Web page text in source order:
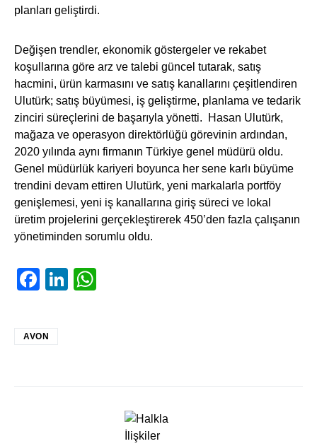
planları geliştirdi.
Değişen trendler, ekonomik göstergeler ve rekabet
koşullarına göre arz ve talebi güncel tutarak, satış
hacmini, ürün karmasını ve satış kanallarını çeşitlendiren
Ulutürk; satış büyümesi, iş geliştirme, planlama ve tedarik
zinciri süreçlerini de başarıyla yönetti. Hasan Ulutürk,
mağaza ve operasyon direktörlüğü görevinin ardından,
2020 yılında aynı firmanın Türkiye genel müdürü oldu.
Genel müdürlük kariyeri boyunca her sene karlı büyüme
trendini devam ettiren Ulutürk, yeni markalarla portföy
genişlemesi, yeni iş kanallarına giriş süreci ve lokal
üretim projelerini gerçekleştirerek 450’den fazla çalışanın
yönetiminden sorumlu oldu.
Facebook
LinkedIn
AVON